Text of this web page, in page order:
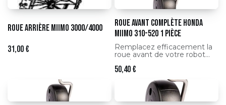
Roue arrière Miimo 3000/4000
31,00€
Roue avant complète HONDA
Miimo 310-520 1 pièce
Remplacez efficacement la
roue avant de votre robot
tondeuse avec cette roue
avant complète d’origine
HONDA, spécialement
conçue pour les modèles
Miimo 310 et Miimo 520.
Cette pièce garantit une
50,40€